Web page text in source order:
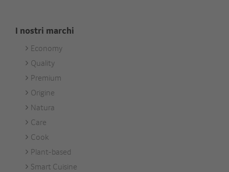
I nostri marchi
Footer
Unsere
Marken
Economy
Quality
Premium
Origine
Natura
Care
Cook
Plant-based
Smart Cuisine